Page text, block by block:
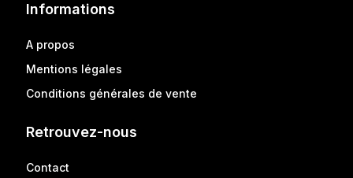
Informations
A propos
Mentions légales
Conditions générales de vente
Retrouvez-nous
Contact